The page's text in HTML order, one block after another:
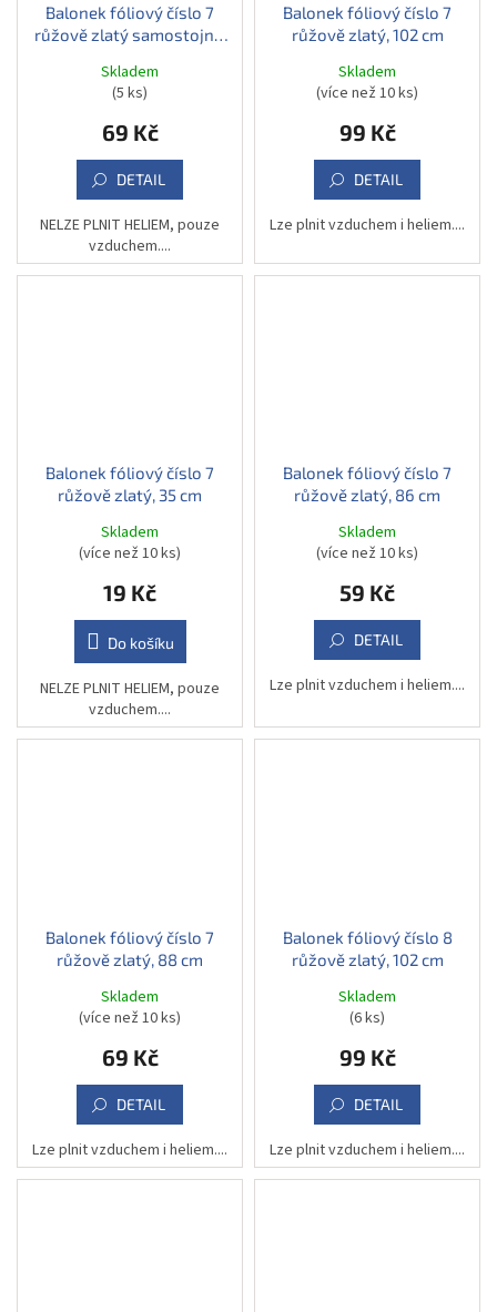
Balonek fóliový číslo 7
růžově zlatý samostojný,
Skladem
(5 ks)
69 Kč
DETAIL
NELZE PLNIT HELIEM, pouze
vzduchem....
Balonek fóliový číslo 7
růžově zlatý, 102 cm
Skladem
(více než 10 ks)
99 Kč
DETAIL
Lze plnit vzduchem i heliem....
Balonek fóliový číslo 7
růžově zlatý, 35 cm
Skladem
(více než 10 ks)
19 Kč
Do košíku
NELZE PLNIT HELIEM, pouze
vzduchem....
Balonek fóliový číslo 7
růžově zlatý, 86 cm
Skladem
(více než 10 ks)
59 Kč
DETAIL
Lze plnit vzduchem i heliem....
Balonek fóliový číslo 7
růžově zlatý, 88 cm
Skladem
(více než 10 ks)
69 Kč
DETAIL
Lze plnit vzduchem i heliem....
Balonek fóliový číslo 8
růžově zlatý, 102 cm
Skladem
(6 ks)
99 Kč
DETAIL
Lze plnit vzduchem i heliem....